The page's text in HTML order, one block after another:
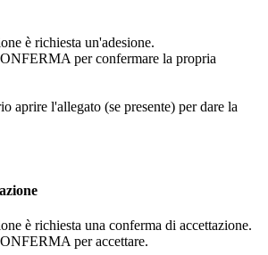
è richiesta un'adesione.
per confermare la propria
aprire l'allegato (se presente) per dare la
è richiesta una conferma di accettazione.
per accettare.